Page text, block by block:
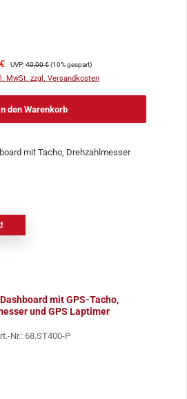
Regulärer Preis:
UVP:40,00 €(10% gespart)
MwSt. zzgl. Versandkosten
den Warenkorb
mit GPS-Tacho,
und GPS Laptimer
Nr.: 68.ST400-P